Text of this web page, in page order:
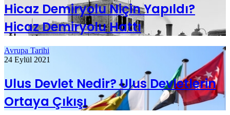
Hicaz Demiryolu Niçin Yapıldı?
Hicaz Demiryolu Hattı
Avrupa Tarihi
24 Eylül 2021
Ulus Devlet Nedir? Ulus Devletlerin
Ortaya Çıkışı